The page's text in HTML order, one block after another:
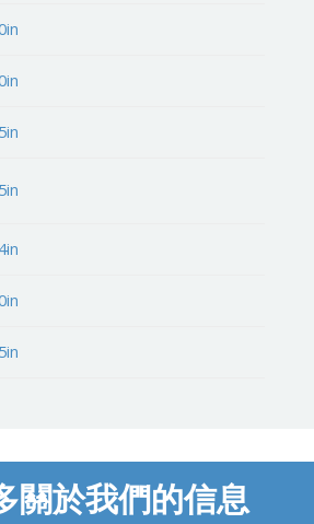
關於我們的信息